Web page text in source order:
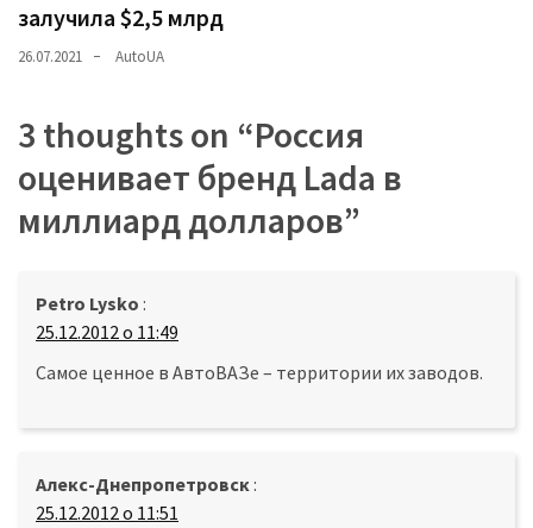
залучила $2,5 млрд
26.07.2021 AutoUA
3 thoughts on “Россия
оценивает бренд Lada в
миллиард долларов”
Petro Lysko :
25.12.2012 о 11:49
Самое ценное в АвтоВАЗе – территории их заводов.
Алекс-Днепропетровск :
25.12.2012 о 11:51